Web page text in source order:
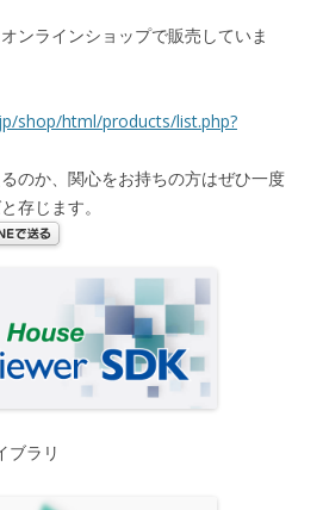
ンラインショップで販売していま
shop/html/products/list.php?
のか、関心をお持ちの方はぜひ一度
存じます。
ブラリ